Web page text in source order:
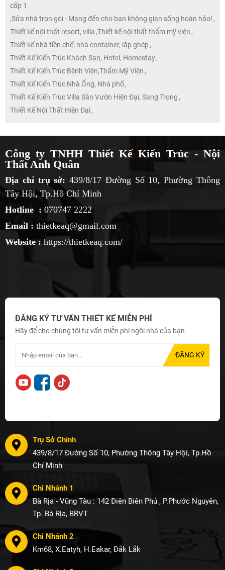
cấp 1
,Sửa nhà trọn gói - Mang đến cho bạn không gian sống hoàn hảo! ,
Thiết kế nội thất resort, villa ,Thiết kế nội thất thẩm mỹ viện ,
Thiết kế nhà tiền chế, nhà container, lắp ghép ,
Thiết Kế Kiến Trúc Khách Sạn, Hotel, Homestay,
Thiết Kế Kiến Trúc Bệnh Viện,Thẩm Mỹ Viện ,
Thiết Kế Kiến Trúc Nhà Ống, Nhà phố,
Thiết Kế Kiến Trúc Villa Sân Vườn Hiện Đại, Sang Trọng ,
Thiết Kế Nội Thất Hiện Đại,
Công ty TNHH Thiết Kế Kiến Trúc - Nội
Thất Anh Quân
Địa chỉ trụ sở: 439/8/17 Đường Số 10, Phường Thông
Tây Hội, Tp.Hồ Chí Minh
Hotline : 070747 2222
Email : thietkeaq@gmail.com
Website :https://thietkeaq.com/
ĐĂNG KÝ TƯ VẤN THIẾT KẾ MIỄN PHÍ
Hãy để cho chúng tôi tư vấn miễn phí ngôi nhà của bạn
Trụ Sở Chính
439/8/17 Đường Số 10, Phường Thông Tây Hội, Tp.Hồ
Chí Minh
Chi Nhánh 1
Bà Rịa - Vũng Tàu : 142 Điên Biên Phủ , P.Phước Nguyên,
Tp. Bà Rịa, BRVT
Chi Nhánh 2
Km68, X.Eatyh, H.Eakar, Đắk Lắk